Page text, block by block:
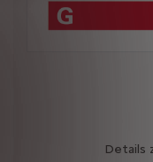
Details